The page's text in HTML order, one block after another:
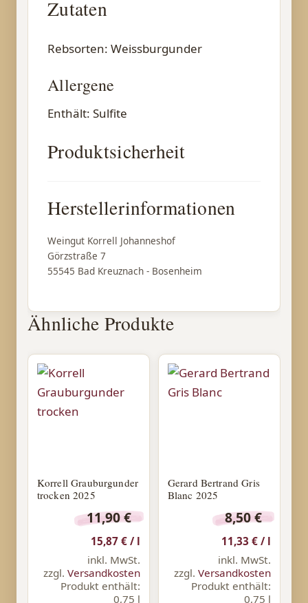
Zutaten
Rebsorten: Weissburgunder
Allergene
Enthält: Sulfite
Produktsicherheit
Herstellerinformationen
Weingut Korrell Johanneshof
Görzstraße 7
55545 Bad Kreuznach - Bosenheim
Ähnliche Produkte
Korrell Grauburgunder
trocken 2025
11,90€
15,87€ / l
inkl. MwSt.
zzgl.Versandkosten
Produkt enthält:
0,75 l
Gerard Bertrand Gris
Blanc 2025
8,50€
11,33€ / l
inkl. MwSt.
zzgl.Versandkosten
Produkt enthält:
0,75 l